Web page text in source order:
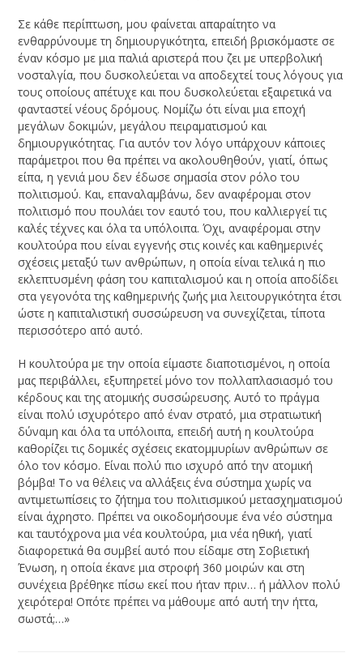
Σε κάθε περίπτωση, μου φαίνεται απαραίτητο να
ενθαρρύνουμε τη δημιουργικότητα, επειδή βρισκόμαστε σε
έναν κόσμο με μια παλιά αριστερά που ζει με υπερβολική
νοσταλγία, που δυσκολεύεται να αποδεχτεί τους λόγους για
τους οποίους απέτυχε και που δυσκολεύεται εξαιρετικά να
φανταστεί νέους δρόμους. Νομίζω ότι είναι μια εποχή
μεγάλων δοκιμών, μεγάλου πειραματισμού και
δημιουργικότητας. Για αυτόν τον λόγο υπάρχουν κάποιες
παράμετροι που θα πρέπει να ακολουθηθούν, γιατί, όπως
είπα, η γενιά μου δεν έδωσε σημασία στον ρόλο του
πολιτισμού. Και, επαναλαμβάνω, δεν αναφέρομαι στον
πολιτισμό που πουλάει τον εαυτό του, που καλλιεργεί τις
καλές τέχνες και όλα τα υπόλοιπα. Όχι, αναφέρομαι στην
κουλτούρα που είναι εγγενής στις κοινές και καθημερινές
σχέσεις μεταξύ των ανθρώπων, η οποία είναι τελικά η πιο
εκλεπτυσμένη φάση του καπιταλισμού και η οποία αποδίδει
στα γεγονότα της καθημερινής ζωής μια λειτουργικότητα έτσι
ώστε η καπιταλιστική συσσώρευση να συνεχίζεται, τίποτα
περισσότερο από αυτό.
Η κουλτούρα με την οποία είμαστε διαποτισμένοι, η οποία
μας περιβάλλει, εξυπηρετεί μόνο τον πολλαπλασιασμό του
κέρδους και της ατομικής συσσώρευσης. Αυτό το πράγμα
είναι πολύ ισχυρότερο από έναν στρατό, μια στρατιωτική
δύναμη και όλα τα υπόλοιπα, επειδή αυτή η κουλτούρα
καθορίζει τις δομικές σχέσεις εκατομμυρίων ανθρώπων σε
όλο τον κόσμο. Είναι πολύ πιο ισχυρό από την ατομική
βόμβα! Το να θέλεις να αλλάξεις ένα σύστημα χωρίς να
αντιμετωπίσεις το ζήτημα του πολιτισμικού μετασχηματισμού
είναι άχρηστο. Πρέπει να οικοδομήσουμε ένα νέο σύστημα
και ταυτόχρονα μια νέα κουλτούρα, μια νέα ηθική, γιατί
διαφορετικά θα συμβεί αυτό που είδαμε στη Σοβιετική
Ένωση, η οποία έκανε μια στροφή 360 μοιρών και στη
συνέχεια βρέθηκε πίσω εκεί που ήταν πριν… ή μάλλον πολύ
χειρότερα! Οπότε πρέπει να μάθουμε από αυτή την ήττα,
σωστά;…»